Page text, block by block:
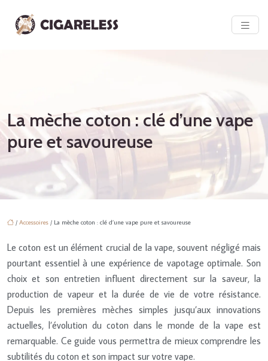
La mèche coton : clé d’une vape
pure et savoureuse
/ Accessoires / La mèche coton : clé d’une vape pure et savoureuse
Le coton est un élément crucial de la vape, souvent négligé mais
pourtant essentiel à une expérience de vapotage optimale. Son
choix et son entretien influent directement sur la saveur, la
production de vapeur et la durée de vie de votre résistance.
Depuis les premières mèches simples jusqu’aux innovations
actuelles, l’évolution du coton dans le monde de la vape est
remarquable. Ce guide vous permettra de mieux comprendre les
subtilités du coton et son impact sur votre vape.